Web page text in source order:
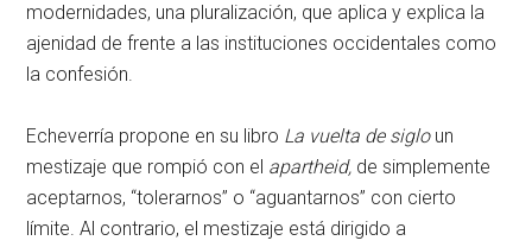
modernidades, una pluralización, que aplica y explica la
ajenidad de frente a las instituciones occidentales como
la confesión.
Echeverría propone en su libro La vuelta de sigloun
mestizaje que rompió con el apartheid, de simplemente
aceptarnos, “tolerarnos” o “aguantarnos” con cierto
límite. Al contrario, el mestizaje está dirigido a